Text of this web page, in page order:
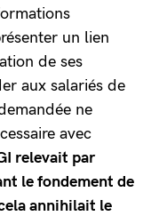
un lien
de ses
aux salariés de
ne
avec
relevait par
le fondement de
annihilait le